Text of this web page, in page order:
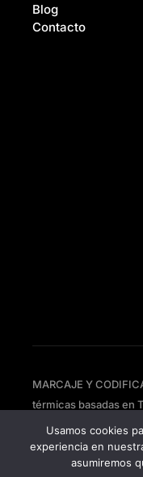
Blog
Contacto
MARCAJE Y
térmicas basadas en
Política de privacidad
Política de cookies
Usamos cookies
experiencia en
asumiremos